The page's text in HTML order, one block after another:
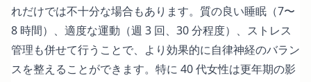
れだけでは不十分な場合もあります。質の良い睡眠（7〜
8 時間）、適度な運動（週 3 回、30 分程度）、ストレス
管理も併せて行うことで、より効果的に自律神経のバラン
スを整えることができます。特に 40 代女性は更年期の影